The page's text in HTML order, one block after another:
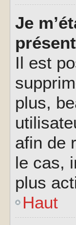
Je
Il est
plus,
afin de
le cas,
plus
Haut